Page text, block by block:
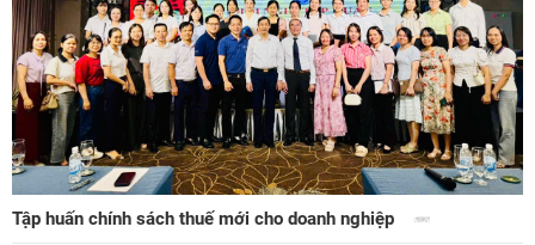
Tập huấn chính sách thuế mới cho doanh nghiệp